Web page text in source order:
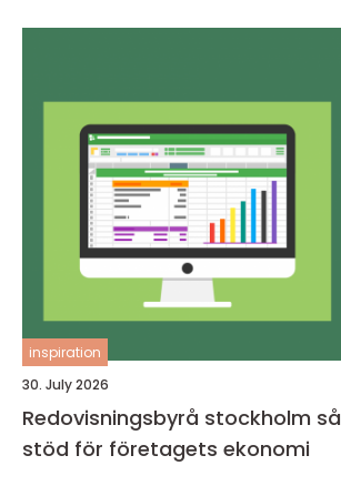
inspiration
30. July 2026
Redovisningsbyrå stockholm så väljer du rätt
stöd för företagets ekonomi